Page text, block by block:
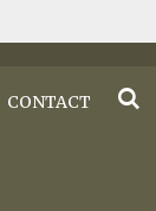
CONTACT